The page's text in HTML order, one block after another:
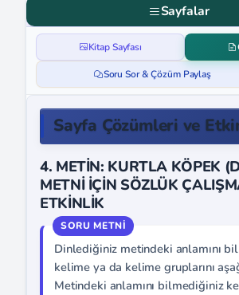
Sayfalar
Kitap Sayfası
Soru Sor & Çözüm Paylaş
Sayfa Çözümleri ve
4. METİN: KURTLA KÖPEK
METNİ İÇİN SÖZLÜK
ETKİNLİK
Dinlediğiniz metindeki anlamını
kelime ya da kelime gruplarını
Metindeki anlamını bilmediğiniz